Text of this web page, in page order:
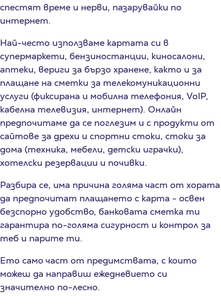
спестят време и нерви, пазарувайки по
интернет.
Най-често използваме картата си в
супермаркети, бензиностанции, киносалони,
аптеки, вериги за бързо хранене, както и за
плащане на сметки за телекомуникационни
услуги (фиксирана и мобилна телефония, VoIP,
кабелна телевизия, интернет). Онлайн
предпочитаме да се поглезим и с продукти от
сайтове за дрехи и спортни стоки, стоки за
дома (техника, мебели, детски играчки),
хотелски резервации и почивки.
Разбира се, има причина голяма част от хората
да предпочитат плащането с карта - освен
безспорно удобство, банковата сметка ти
гарантира по-голяма сигурност и контрол за
теб и парите ти.
Ето само част от предимствата, с които
можеш да направиш ежедневието си
значително по-лесно.